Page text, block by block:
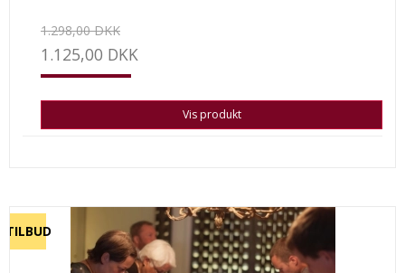
1.298,00 DKK
1.125,00 DKK
Vis produkt
TILBUD